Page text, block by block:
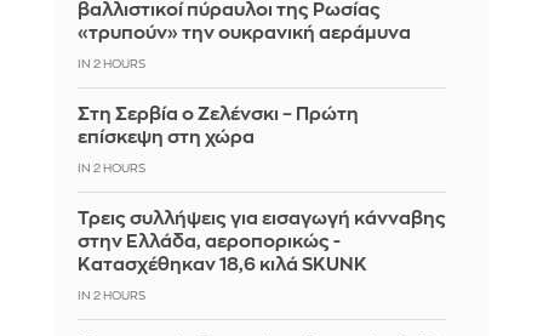
βαλλιστικοί πύραυλοι της Ρωσίας
«τρυπούν» την ουκρανική αεράμυνα
IN 2 HOURS
Στη Σερβία ο Ζελένσκι – Πρώτη
επίσκεψη στη χώρα
IN 2 HOURS
Τρεις συλλήψεις για εισαγωγή κάνναβης
στην Ελλάδα, αεροπορικώς -
Κατασχέθηκαν 18,6 κιλά SKUNK
IN 2 HOURS